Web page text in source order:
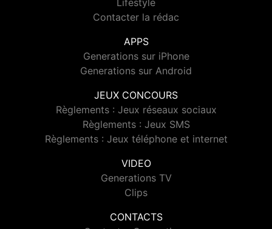
Lifestyle
Contacter la rédac
APPS
Generations sur iPhone
Generations sur Android
JEUX CONCOURS
Règlements : Jeux réseaux sociaux
Règlements : Jeux SMS
Règlements : Jeux téléphone et internet
VIDEO
Generations TV
Clips
CONTACTS